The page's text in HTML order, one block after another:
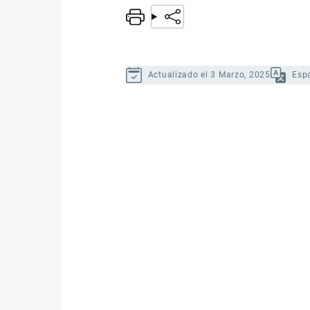
Actualizado el 3 Marzo, 2025